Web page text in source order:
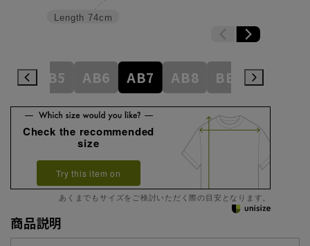
Length 74cm
AB5 AB6 AB7 AB8 BE3 BE4
Check the recommended
size
Try this item on
あくまでもサイズをご検討いただく際の目安となります。
商品説明